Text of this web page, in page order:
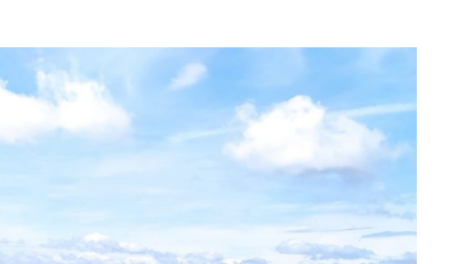
PARIS 14℃ / 12℃
FR 10:14 ／ JP 17:14